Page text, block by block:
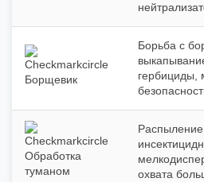
Борщевик
Борьба с
гербициды,
Обработка
туманом
охвата